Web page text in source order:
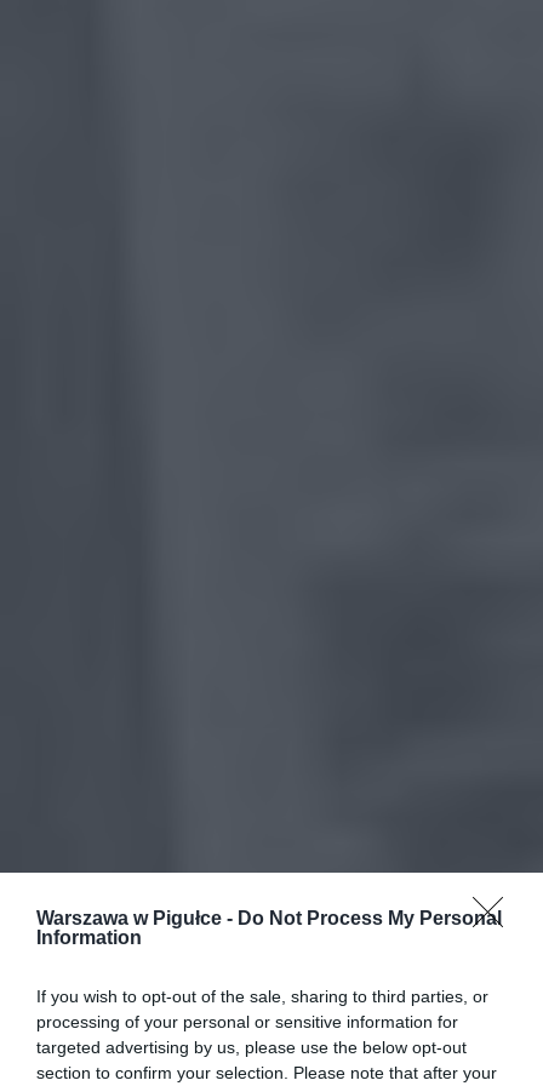
Warszawa w Pigułce - Do Not Process My Personal
Information
If you wish to opt-out of the sale, sharing to third parties, or
processing of your personal or sensitive information for
targeted advertising by us, please use the below opt-out
section to confirm your selection. Please note that after your